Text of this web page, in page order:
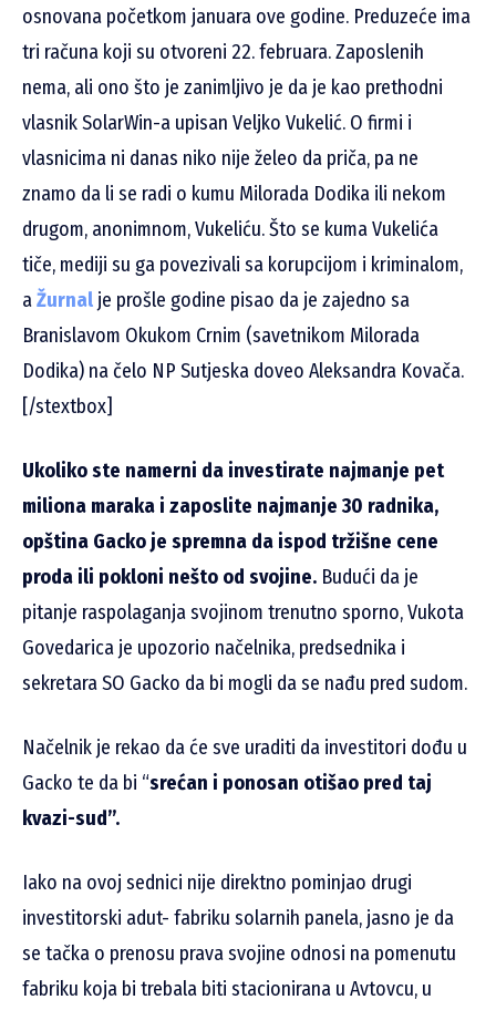
osnovana početkom januara ove godine. Preduzeće ima
tri računa koji su otvoreni 22. februara. Zaposlenih
nema, ali ono što je zanimljivo je da je kao prethodni
vlasnik SolarWin-a upisan Veljko Vukelić. O firmi i
vlasnicima ni danas niko nije želeo da priča, pa ne
znamo da li se radi o kumu Milorada Dodika ili nekom
drugom, anonimnom, Vukeliću. Što se kuma Vukelića
tiče, mediji su ga povezivali sa korupcijom i kriminalom,
aŽurnal je prošle godine pisao da je zajedno sa
Branislavom Okukom Crnim (savetnikom Milorada
Dodika) na čelo NP Sutjeska doveo Aleksandra Kovača.
[/stextbox]
Ukoliko ste namerni da investirate najmanje pet
miliona maraka i zaposlite najmanje 30 radnika,
opština Gacko je spremna da ispod tržišne cene
proda ili pokloni nešto od svojine. Budući da je
pitanje raspolaganja svojinom trenutno sporno, Vukota
Govedarica je upozorio načelnika, predsednika i
sekretara SO Gacko da bi mogli da se nađu pred sudom.
Načelnik je rekao da će sve uraditi da investitori dođu u
Gacko te da bi “srećan i ponosan otišao pred taj
kvazi-sud”.
Iako na ovoj sednici nije direktno pominjao drugi
investitorski adut- fabriku solarnih panela, jasno je da
se tačka o prenosu prava svojine odnosi na pomenutu
fabriku koja bi trebala biti stacionirana u Avtovcu, u